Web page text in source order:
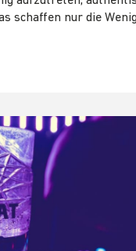
schaffen nur die